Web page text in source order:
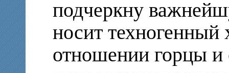
подчеркну
носит техногенный
отношении горцы и